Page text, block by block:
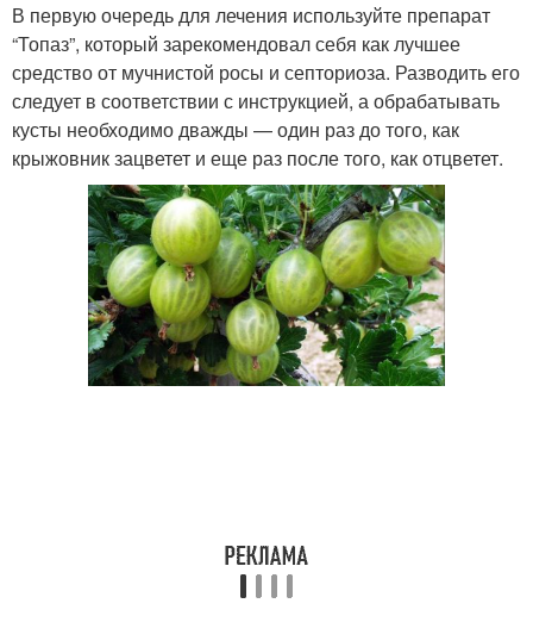
В первую очередь для лечения используйте препарат
“Топаз”, который зарекомендовал себя как лучшее
средство от мучнистой росы и септориоза. Разводить его
следует в соответствии с инструкцией, а обрабатывать
кусты необходимо дважды — один раз до того, как
крыжовник зацветет и еще раз после того, как отцветет.